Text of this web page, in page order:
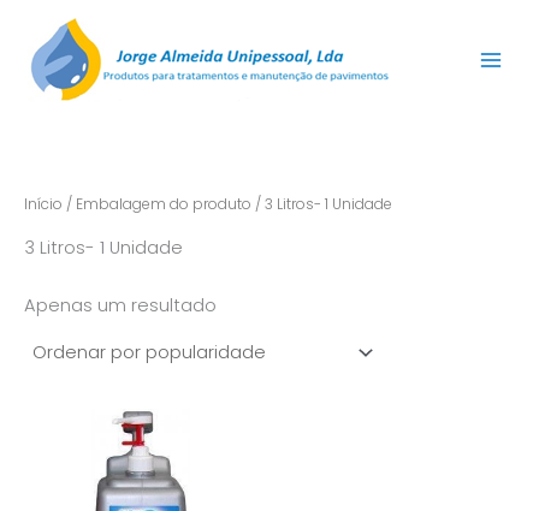
content
Início / Embalagem do produto / 3 Litros- 1 Unidade
3 Litros- 1 Unidade
Apenas um resultado